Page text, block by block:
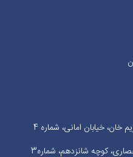
خان، خیابان امانی، شماره 4
کوچه شانزدهم، شماره3